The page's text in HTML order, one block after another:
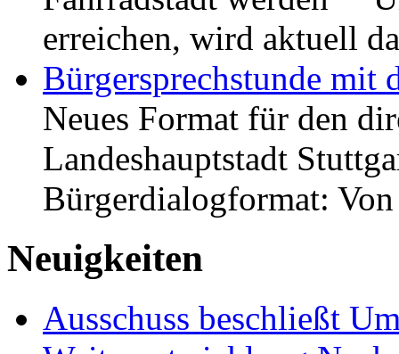
erreichen, wird aktuell
Bürgersprechstunde mit
Neues Format für den
Landeshauptstadt
Bürgerdialogformat:
Neuigkeiten
Ausschuss beschließt